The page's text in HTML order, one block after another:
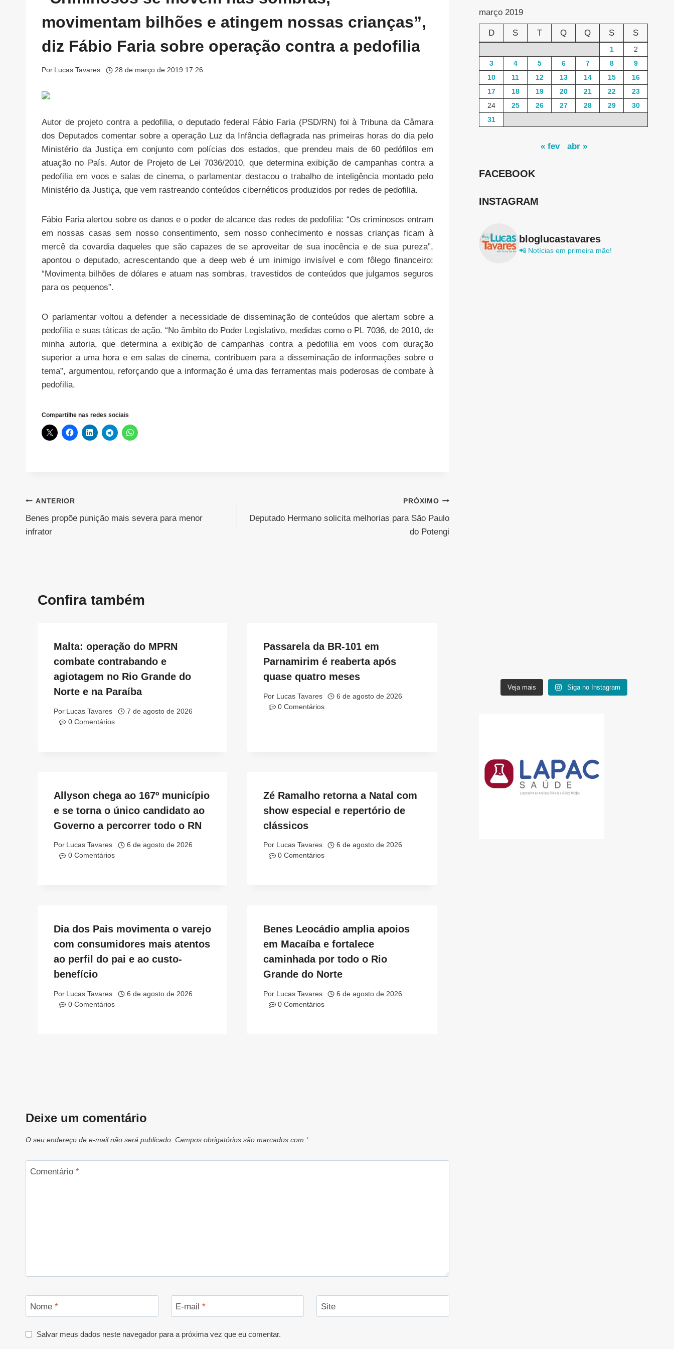
movimentam bilhões e atingem nossas crianças”,
diz Fábio Faria sobre operação contra a pedofilia
Por Lucas Tavares 28 de março de 2019 17:26
Autor de projeto contra a pedofilia, o deputado federal Fábio Faria (PSD/RN) foi à Tribuna da Câmara
dos Deputados comentar sobre a operação Luz da Infância deflagrada nas primeiras horas do dia pelo
Ministério da Justiça em conjunto com polícias dos estados, que prendeu mais de 60 pedófilos em
atuação no País. Autor de Projeto de Lei 7036/2010, que determina exibição de campanhas contra a
pedofilia em voos e salas de cinema, o parlamentar destacou o trabalho de inteligência montado pelo
Ministério da Justiça, que vem rastreando conteúdos cibernéticos produzidos por redes de pedofilia.
Fábio Faria alertou sobre os danos e o poder de alcance das redes de pedofilia: “Os criminosos entram
em nossas casas sem nosso consentimento, sem nosso conhecimento e nossas crianças ficam à
mercê da covardia daqueles que são capazes de se aproveitar de sua inocência e de sua pureza”,
apontou o deputado, acrescentando que a deep web é um inimigo invisível e com fôlego financeiro:
“Movimenta bilhões de dólares e atuam nas sombras, travestidos de conteúdos que julgamos seguros
para os pequenos”.
O parlamentar voltou a defender a necessidade de disseminação de conteúdos que alertam sobre a
pedofilia e suas táticas de ação. “No âmbito do Poder Legislativo, medidas como o PL 7036, de 2010, de
minha autoria, que determina a exibição de campanhas contra a pedofilia em voos com duração
superior a uma hora e em salas de cinema, contribuem para a disseminação de informações sobre o
tema”, argumentou, reforçando que a informação é uma das ferramentas mais poderosas de combate à
pedofilia.
Compartilhe nas redes sociais
Navegação
de
ANTERIOR
Benes propõe punição mais severa para menor
infrator
PRÓXIMO
Deputado Hermano solicita melhorias para São Paulo
do Potengi
Confira também
Malta: operação do MPRN
combate contrabando e
agiotagem no Rio Grande do
Norte e na Paraíba
Por Lucas Tavares
7 de agosto de 2026
0 Comentários
Passarela da BR-101 em
Parnamirim é reaberta após
quase quatro meses
Por Lucas Tavares
6 de agosto de 2026
0 Comentários
Allyson chega ao 167º município
e se torna o único candidato ao
Governo a percorrer todo o RN
Por Lucas Tavares
6 de agosto de 2026
0 Comentários
Zé Ramalho retorna a Natal com
show especial e repertório de
clássicos
Por Lucas Tavares
6 de agosto de 2026
0 Comentários
Dia dos Pais movimenta o varejo
com consumidores mais atentos
ao perfil do pai e ao custo-
benefício
Por Lucas Tavares
6 de agosto de 2026
0 Comentários
Benes Leocádio amplia apoios
em Macaíba e fortalece
caminhada por todo o Rio
Grande do Norte
Por Lucas Tavares
6 de agosto de 2026
0 Comentários
Deixe um comentário
O seu endereço de e-mail não será publicado. Campos obrigatórios são marcados com *
Comentário *
Nome * E-mail * Site
Salvar meus dados neste navegador para a próxima vez que eu comentar.
março 2019
D S T Q Q S S
1
2
3
4 5 6 7 8
9
10
11 12 13 14 15
16
17
18 19 20 21 22
23
24
25 26 27 28 29
30
31
« fev abr »
FACEBOOK
INSTAGRAM
bloglucastavares
📲 Notícias em primeira mão!
Veja mais Siga no Instagram